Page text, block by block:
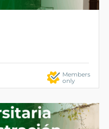
Members
only